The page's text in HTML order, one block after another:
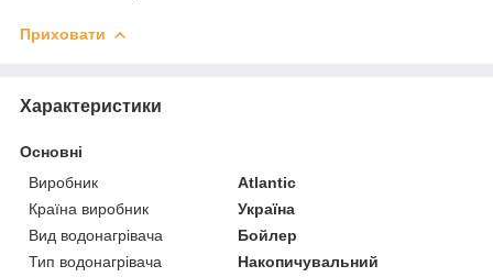
Приховати
Характеристики
Основні
Виробник
Atlantic
Країна виробник
Україна
Вид водонагрівача
Бойлер
Тип водонагрівача
Накопичувальний